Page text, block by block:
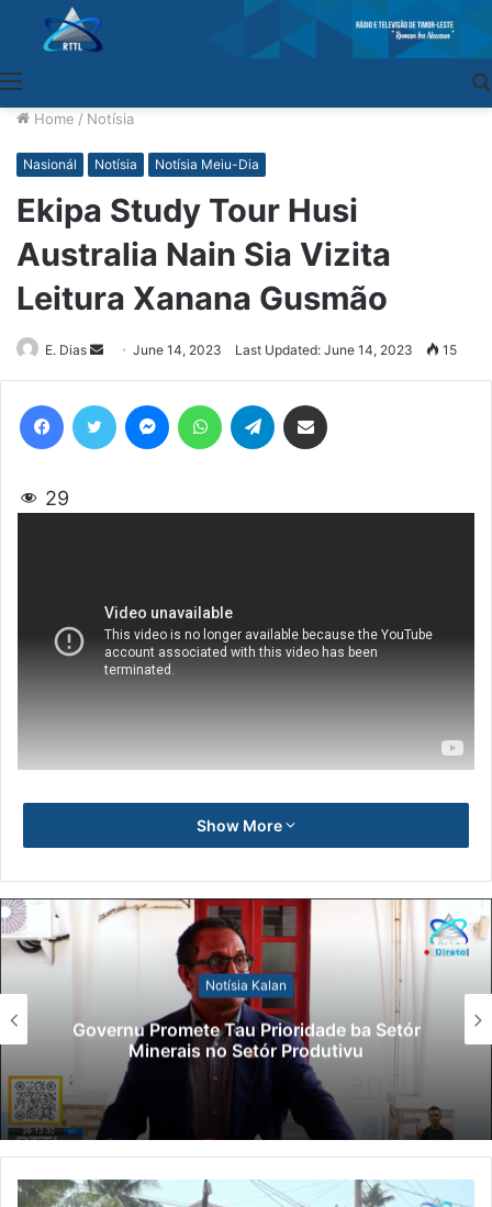
Home / Notísia
Nasionál Notísia Notísia Meiu-Dia
Ekipa Study Tour Husi
Australia Nain Sia Vizita
Leitura Xanana Gusmão
E. Dias
Send
an
June 14, 2023 Last Updated: June 14, 2023 15
29
Show More
Notísia Kalan
Governu Promete Tau Prioridade ba Setór
Minerais no Setór Produtivu